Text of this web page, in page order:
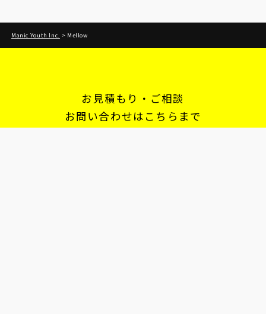
Manic Youth Inc. > Mellow
お見積もり・ご相談
お問い合わせはこちらまで